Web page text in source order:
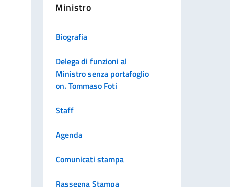
Ministro
Biografia
Delega di funzioni al
Ministro senza portafoglio
on. Tommaso Foti
Staff
Agenda
Comunicati stampa
Rassegna Stampa